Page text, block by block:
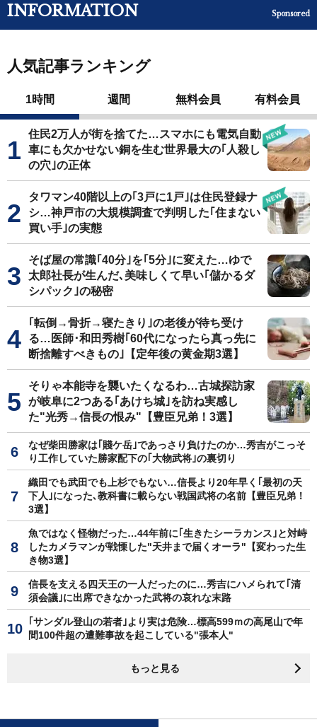
INFORMATION Sponsored
人気記事ランキング
1時間 週間 無料会員 有料会員
住民2万人が街を捨てた…スマホにも電気自動
車にも欠かせない銅を生む世界最大の｢人殺し
の穴｣の正体
タワマン40階以上の｢3戸に1戸｣は住民登録ナ
シ…神戸市の大規模調査で判明した｢住まない
買い手｣の実態
そば屋の常識｢40分｣を｢5分｣に変えた…ゆで
太郎社長が生んだ､美味しくて早い｢儲かるダ
シパック｣の秘密
｢転倒→骨折→寝たきり｣の老後が待ち受け
る…医師･和田秀樹｢60代になったら真っ先に
断捨離すべきもの｣【定年後の黄金期3選】
そりゃ本能寺を襲いたくなるわ…古城探訪家
が岐阜に2つある｢あけち城｣を訪ね実感し
た"光秀→信長の恨み"【豊臣兄弟！3選】
なぜ柴田勝家は｢賤ケ岳｣であっさり負けたのか…秀吉がこっそ
り工作していた勝家配下の｢大物武将｣の裏切り
織田でも武田でも上杉でもない…信長より20年早く｢最初の天
下人｣になった､教科書に載らない戦国武将の名前【豊臣兄弟！
3選】
魚ではなく怪物だった…44年前に｢生きたシーラカンス｣と対峙
したカメラマンが戦慄した"天井まで届くオーラ"【変わった生
き物3選】
信長を支える四天王の一人だったのに…秀吉にハメられて｢清
須会議｣に出席できなかった武将の哀れな末路
｢サンダル登山の若者｣より実は危険…標高599ｍの高尾山で年
間100件超の遭難事故を起こしている"張本人"
もっと見る